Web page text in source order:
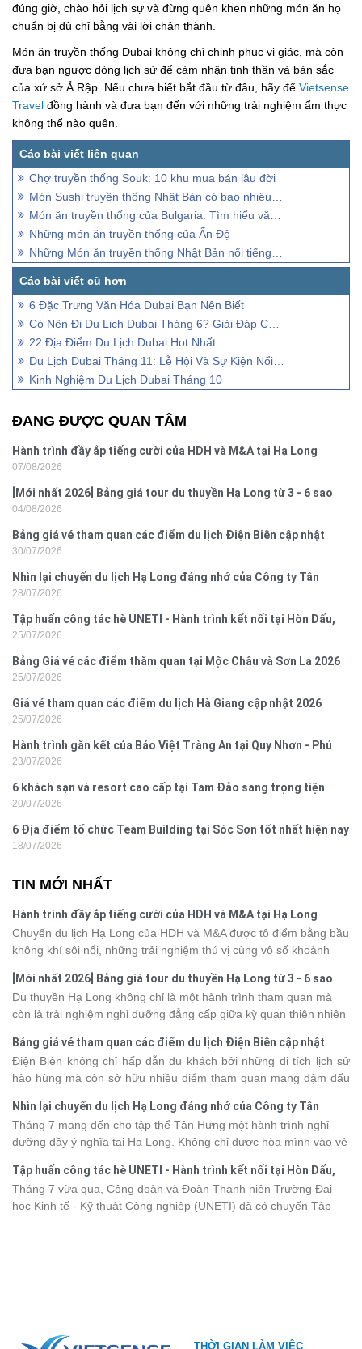
đúng giờ, chào hỏi lịch sự và đừng quên khen những món ăn họ
chuẩn bị dù chỉ bằng vài lời chân thành.
Món ăn truyền thống Dubai không chỉ chinh phục vị giác, mà còn
đưa bạn ngược dòng lịch sử để cảm nhận tinh thần và bản sắc
của xứ sở Ả Rập. Nếu chưa biết bắt đầu từ đâu, hãy để Vietsense
Travel đồng hành và đưa bạn đến với những trải nghiệm ẩm thực
không thể nào quên.
Chợ truyền thống Souk: 10 khu mua bán lâu đời
Món Sushi truyền thống Nhật Bản có bao nhiêu loại?
Món ăn truyền thống của Bulgaria: Tìm hiểu văn hóa ẩm thực Balkan
Những món ăn truyền thống của Ấn Độ
Những Món ăn truyền thống Nhật Bản nổi tiếng toàn cầu
6 Đặc Trưng Văn Hóa Dubai Bạn Nên Biết
Có Nên Đi Du Lịch Dubai Tháng 6? Giải Đáp Chi Tiết
22 Địa Điểm Du Lịch Dubai Hot Nhất
Du Lịch Dubai Tháng 11: Lễ Hội Và Sự Kiện Nổi Bật
Kinh Nghiệm Du Lịch Dubai Tháng 10
ĐANG ĐƯỢC QUAN TÂM
Hành trình đầy ắp tiếng cười của HDH và M&A tại Hạ Long
07/08/2026
[Mới nhất 2026] Bảng giá tour du thuyền Hạ Long từ 3 - 6 sao
04/08/2026
Bảng giá vé tham quan các điểm du lịch Điện Biên cập nhật
2026
30/07/2026
Nhìn lại chuyến du lịch Hạ Long đáng nhớ của Công ty Tân
Hưng 2026
28/07/2026
Tập huấn công tác hè UNETI - Hành trình kết nối tại Hòn Dấu,
Đồ Sơn
25/07/2026
Bảng Giá vé các điểm thăm quan tại Mộc Châu và Sơn La 2026
25/07/2026
Giá vé tham quan các điểm du lịch Hà Giang cập nhật 2026
25/07/2026
Hành trình gắn kết của Bảo Việt Tràng An tại Quy Nhơn - Phú
Yên
23/07/2026
6 khách sạn và resort cao cấp tại Tam Đảo sang trọng tiện
nghi
20/07/2026
6 Địa điểm tổ chức Team Building tại Sóc Sơn tốt nhất hiện nay
18/07/2026
TIN MỚI NHẤT
Hành trình đầy ắp tiếng cười của HDH và M&A tại Hạ Long
Chuyến du lịch Hạ Long của HDH và M&A được tô điểm bằng bầu
không khí sôi nổi, những trải nghiệm thú vị cùng vô số khoảnh
phút giây đồng hành bên nhau, tất cả đã tạo nên một chuyến đi
tràn đầy cảm xúc và dấu ấn khó quên.
[Mới nhất 2026] Bảng giá tour du thuyền Hạ Long từ 3 - 6 sao
Du thuyền Hạ Long không chỉ là một hành trình tham quan mà
còn là trải nghiệm nghỉ dưỡng đẳng cấp giữa kỳ quan thiên nhiên
khác nhau, khiến nhiều du khách băn khoăn khi lựa chọn. Bài viết
dưới đây sẽ cập nhật bảng giá tour du thuyền Hạ Long mới nhất
2026 từ 3 - 6 sao, giúp bạn dễ dàng so sánh và tìm được hành
trình phù hợp với nhu cầu cũng như ngân sách.
Bảng giá vé tham quan các điểm du lịch Điện Biên cập nhật
2026
Điện Biên không chỉ hấp dẫn du khách bởi những di tích lịch sử
hào hùng mà còn sở hữu nhiều điểm tham quan mang đậm dấu
phá vùng đất này, việc cập nhật trước giá vé sẽ giúp bạn chủ
động hơn trong lịch trình và chi phí. Cùng Vietsense Travel tham
khảo bảng giá vé tham quan các điểm du lịch Điện Biênmới nhất
năm 2026 ngay dưới đây.
Nhìn lại chuyến du lịch Hạ Long đáng nhớ của Công ty Tân
Hưng 2026
Tháng 7 mang đến cho tập thể Tân Hưng một hành trình nghỉ
dưỡng đầy ý nghĩa tại Hạ Long. Không chỉ được hòa mình vào vẻ
kết, sẻ chia và lưu giữ nhiều khoảnh khắc đáng nhớ. Hãy cùng
nhìn lại chuyến đi ngập tràn niềm vui và những trải nghiệm khó
quên.
Tập huấn công tác hè UNETI - Hành trình kết nối tại Hòn Dấu,
Đồ Sơn
Tháng 7 vừa qua, Công đoàn và Đoàn Thanh niên Trường Đại
học Kinh tế - Kỹ thuật Công nghiệp (UNETI) đã có chuyến Tập
THỜI GIAN LÀM VIỆC